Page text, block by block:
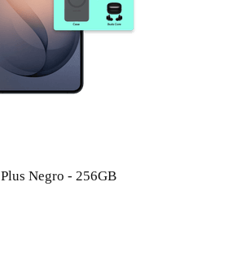
Negro - 256GB